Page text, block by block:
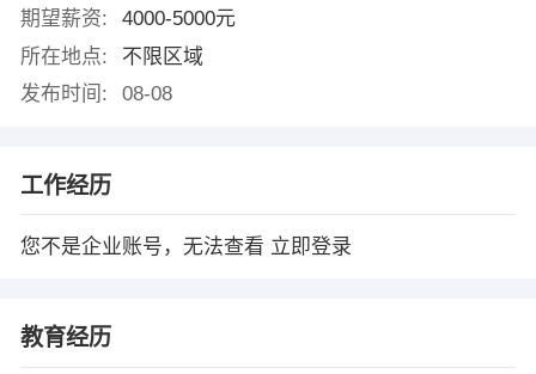
期望薪资:
4000-5000元
所在地点:
不限区域
发布时间:
08-08
工作经历
您不是企业账号，无法查看 立即登录
教育经历